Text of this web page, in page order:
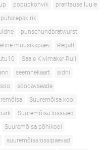
popupkohvik
prantsuse luule
pühalepakirik
punschundbratwurst
muusikapäev
Regatt
Saale Kivimaker-Rull
seemnekaart
sidni
soo
söödavseade
Suuremõisa kool
Suuremõisa lossiaed
Suuremõisa põhikool
suuremõisalossipäevad